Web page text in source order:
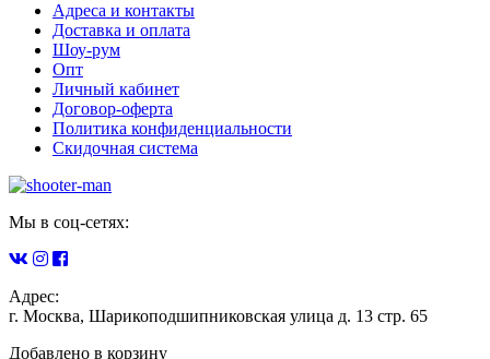
Адреса и контакты
Доставка и оплата
Шоу-рум
Опт
Личный кабинет
Договор-оферта
Политика конфиденциальности
Скидочная система
Мы в соц-сетях:
Адрес:
г. Москва, Шарикоподшипниковская улица д. 13 стр. 65
Добавлено в корзину